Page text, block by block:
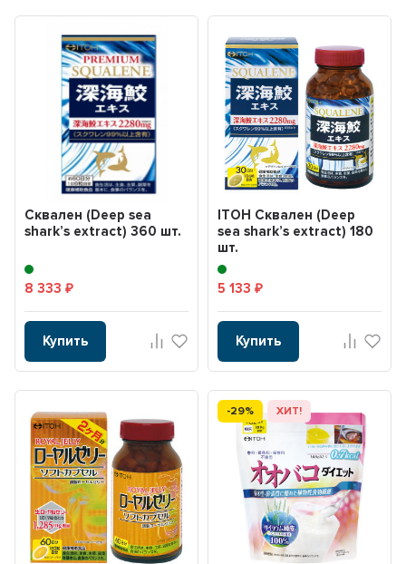
Сквален (Deep sea
shark’s extract) 360 шт.
8 333₽
Купить
ITOH Сквален (Deep
sea shark’s extract) 180
шт.
5 133 ₽
Купить
-29% ХИТ!